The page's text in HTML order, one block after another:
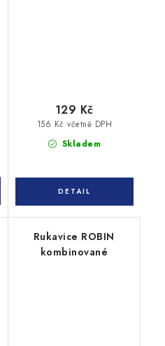
Skladem
156 Kč včetně DPH
129 Kč
Rukavice ROBIN
kombinované